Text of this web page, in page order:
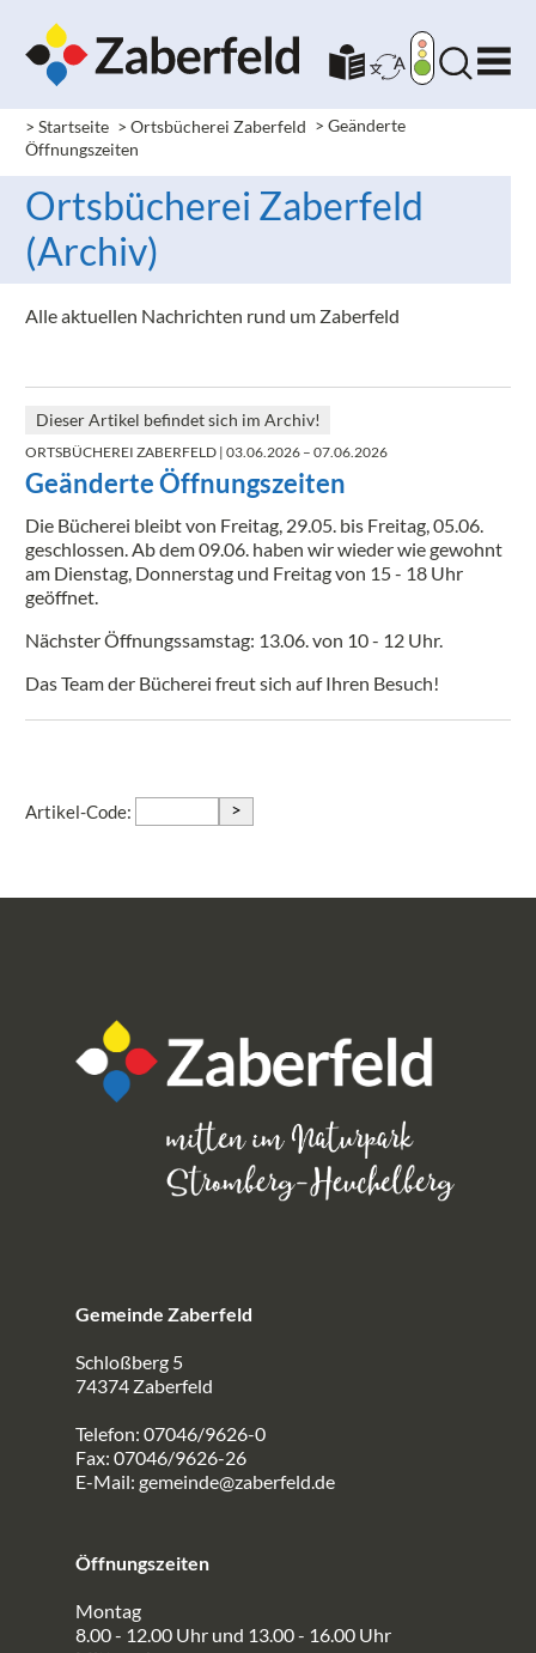
> Startseite > Ortsbücherei Zaberfeld >Geänderte
Öffnungszeiten
Ortsbücherei Zaberfeld
(Archiv)
Alle aktuellen Nachrichten rund um Zaberfeld
Dieser Artikel befindet sich im Archiv!
ORTSBÜCHEREI ZABERFELD | 03.06.2026 – 07.06.2026
Geänderte Öffnungszeiten
Die Bücherei bleibt von Freitag, 29.05. bis Freitag, 05.06.
geschlossen. Ab dem 09.06. haben wir wieder wie gewohnt
am Dienstag, Donnerstag und Freitag von 15 - 18 Uhr
geöffnet.
Nächster Öffnungssamstag: 13.06. von 10 - 12 Uhr.
Das Team der Bücherei freut sich auf Ihren Besuch!
Artikel-Code: >
Gemeinde Zaberfeld
Schloßberg 5
74374 Zaberfeld
Telefon: 07046/9626-0
Fax: 07046/9626-26
E-Mail: gemeinde@zaberfeld.de
Öffnungszeiten
Montag
8.00 - 12.00 Uhr und 13.00 - 16.00 Uhr